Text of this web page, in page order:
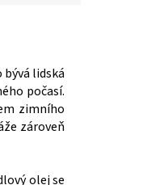
lidská
počasí.
zimního
zároveň
olej se